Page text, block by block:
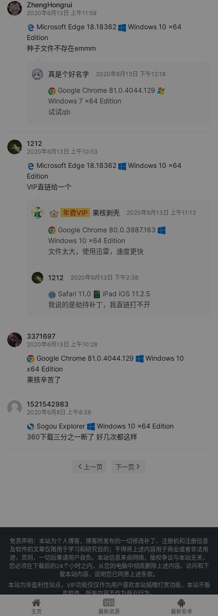
ZhengHongrui
2020年6月13日 上午11:59
Microsoft Edge 18.18362
Windows 10 x64
Edition
种子文件不存在emmm
真是个好名字 2020年6月13日 下午12:18
Google Chrome 81.0.4044.129
Windows 7 x64 Edition
试试qb
1212
2020年6月13日 上午10:53
Microsoft Edge 18.18362
Windows 10 x64
Edition
VIP直链给一个
年费VIP 果核剥壳 2020年6月13日 上午11:13
Google Chrome 80.0.3987.163
Windows 10 x64 Edition
文件太大，使用迅雷，速度更快
1212 2020年6月13日 下午2:38
Safari 11.0
iPad iOS 11.2.5
我说的是劫持补丁，我直链打不开
3371697
2020年6月13日 上午10:28
Google Chrome 81.0.4044.129
Windows 10
x64 Edition
果核辛苦了
1521542983
2020年6月8日 上午8:38
Sogou Explorer
Windows 10 x64 Edition
360下载三分之一断了 好几次都这样
上一页 下一页
免责声明：本站为个人博客，博客所发布的一切修改补丁、注册机和注册信息
及软件的文章仅限用于学习和研究目的；不得将上述内容用于商业或者非法用
途，否则，一切后果请用户自负。本站信息来自网络，版权争议与本站无关，
您必须在下载后的24个小时之内，从您的电脑中彻底删除上述内容。访问和下
载本站内容，说明您已同意上述条款。
本站为非盈利性站点，VIP功能仅仅作为用户喜欢本站捐赠打赏功能，本站不贩
卖软件，所有内容不作为商业行为。
Copyright © 2025 果核剥壳 - 琼ICP备2021004479号-1
主页 最新资源 最新安卓